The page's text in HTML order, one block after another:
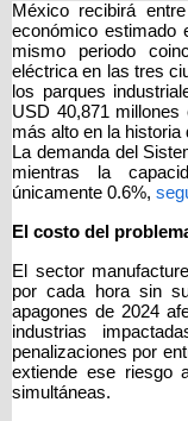
México recibirá
económico estimado
mismo periodo
eléctrica en las tres
los parques
USD 40,871
más alto en la historia
La demanda del
mientras la
únicamente 0.6%,
El costo del
El sector
por cada hora sin
apagones de 2024
industrias
penalizaciones por
extiende ese riesgo
simultáneas.